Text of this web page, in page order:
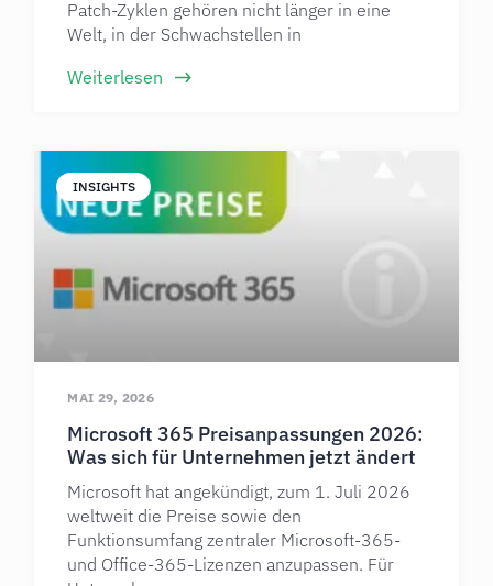
Patch-Zyklen gehören nicht länger in eine
Welt, in der Schwachstellen in
Weiterlesen
INSIGHTS
Microsoft 365 Preisanpassungen 2026:
Was sich für Unternehmen jetzt ändert
Microsoft hat angekündigt, zum 1. Juli 2026
weltweit die Preise sowie den
Funktionsumfang zentraler Microsoft-365-
und Office-365-Lizenzen anzupassen. Für
MAI 29, 2026